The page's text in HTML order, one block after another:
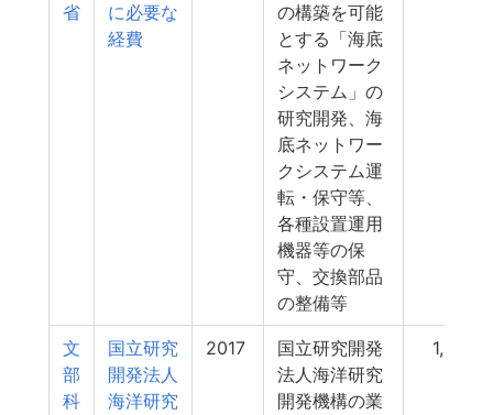
省
に必要な
経費
の構築を可能
とする「海底
ネットワーク
システム」の
研究開発、海
底ネットワー
クシステム運
転・保守等、
各種設置運用
機器等の保
守、交換部品
の整備等
文
部
科
国立研究
開発法人
海洋研究
2017
国立研究開発
法人海洋研究
開発機構の業
1,020